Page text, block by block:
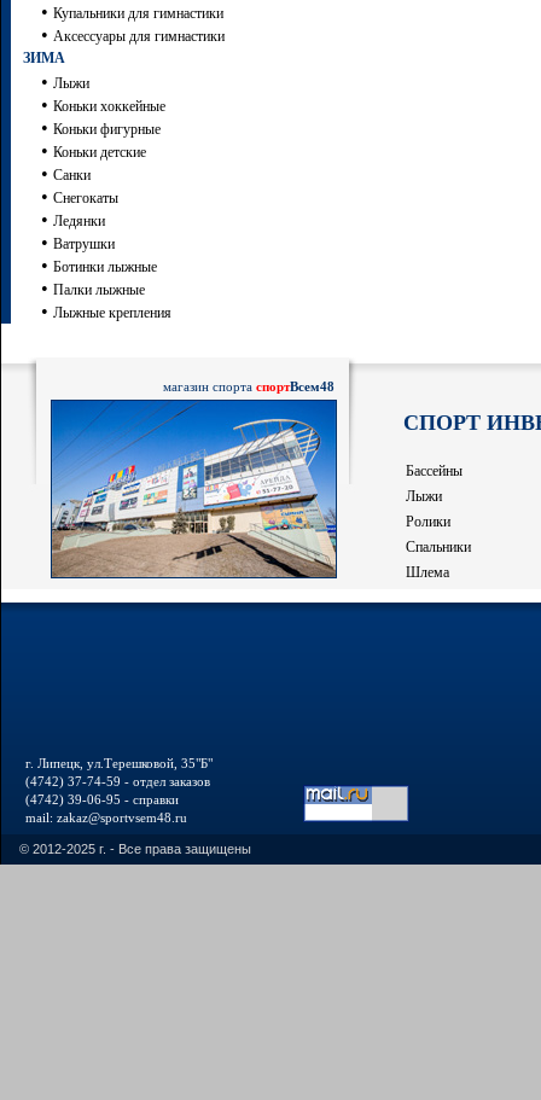
• Купальники для гимнастики
• Аксессуары для гимнастики
ЗИМА
• Лыжи
• Коньки хоккейные
• Коньки фигурные
• Коньки детские
• Санки
• Снегокаты
• Ледянки
• Ватрушки
• Ботинки лыжные
• Палки лыжные
• Лыжные крепления
магазин спорта спортВсем48
СПОРТ
Бассейны
Лыжи
Ролики
Спальники
Шлема
г. Липецк, ул.Терешковой, 35"Б"
(4742) 37-74-59 - отдел заказов
(4742) 39-06-95 - справки
mail: zakaz@sportvsem48.ru
© 2012-2025 г. - Все права защищены